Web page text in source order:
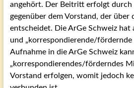
angehört. Der Beitritt erfolgt
gegenüber dem Vorstand, der über
entscheidet. Die ArGe Schweiz hat
und „korrespondierende/fördernde
Aufnahme in die ArGe Schweiz
„korrespondierendes/förderndes
Vorstand erfolgen, womit jedoch